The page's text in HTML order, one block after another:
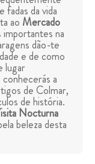
da vida
ao Mercado
importantes na
dão-te
e de como
lugar
a
de Colmar,
de história.
Nocturna
beleza desta